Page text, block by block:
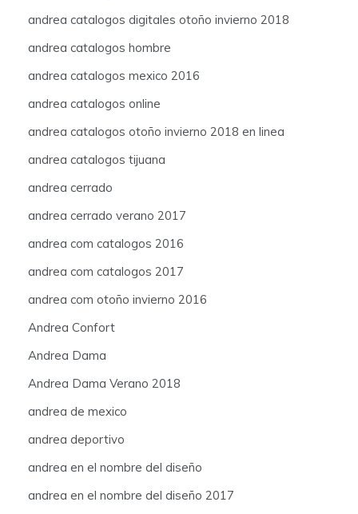
andrea catalogos digitales otoño invierno 2018
andrea catalogos hombre
andrea catalogos mexico 2016
andrea catalogos online
andrea catalogos otoño invierno 2018 en linea
andrea catalogos tijuana
andrea cerrado
andrea cerrado verano 2017
andrea com catalogos 2016
andrea com catalogos 2017
andrea com otoño invierno 2016
Andrea Confort
Andrea Dama
Andrea Dama Verano 2018
andrea de mexico
andrea deportivo
andrea en el nombre del diseño
andrea en el nombre del diseño 2017